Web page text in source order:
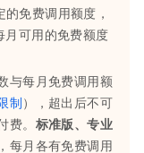
的免费调用额度，
月可用的免费额度
与每月免费调用额
制），超出后不可
。 标准版、专业
每月各有免费调用